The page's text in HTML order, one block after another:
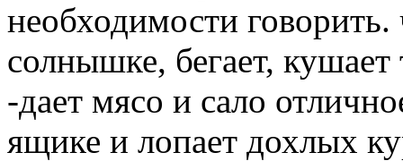
необходимости говорить.
солнышке, бегает,
-дает мясо и сало
ящике и лопает дохлых